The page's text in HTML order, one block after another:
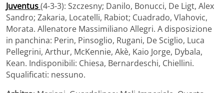
Juventus(4-3-3): Szczesny; Danilo, Bonucci, De Ligt, Alex
Sandro; Zakaria, Locatelli, Rabiot; Cuadrado, Vlahovic,
Morata. Allenatore Massimiliano Allegri. A disposizione
in panchina: Perin, Pinsoglio, Rugani, De Sciglio, Luca
Pellegrini, Arthur, McKennie, Akè, Kaio Jorge, Dybala,
Kean. Indisponibili: Chiesa, Bernardeschi, Chiellini.
Squalificati: nessuno.